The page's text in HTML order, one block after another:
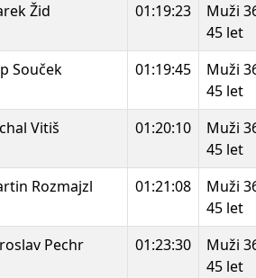
Žid 01:19:23
Muži
45 let
Souček 01:19:45
Muži
45 let
Vitiš 01:20:10
Muži
45 let
Rozmajzl 01:21:08
Muži
45 let
Pechr 01:23:30
Muži
45 let